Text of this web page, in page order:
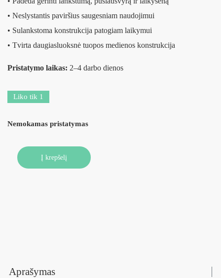
• Neslystantis paviršius saugesniam naudojimui
• Sulankstoma konstrukcija patogiam laikymui
• Tvirta daugiasluoksnė tuopos medienos konstrukcija
Pristatymo laikas: 2–4 darbo dienos
Liko tik 1
Nemokamas pristatymas
Į krepšelį
Aprašymas